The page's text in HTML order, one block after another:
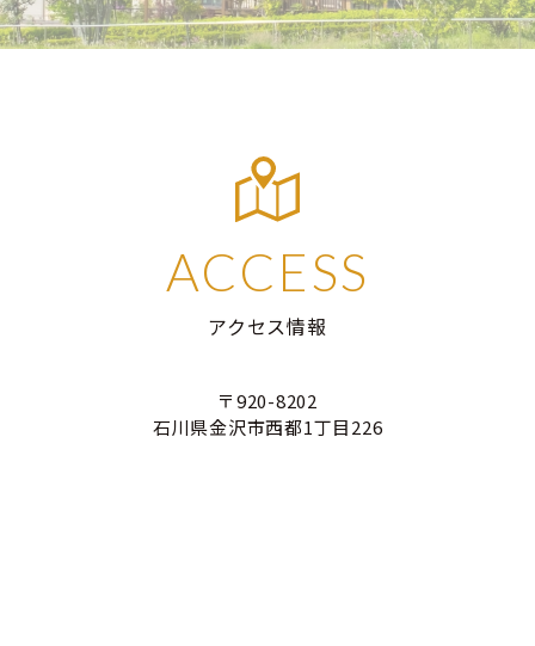
ACCESS
アクセス情報
〒920-8202
石川県金沢市西都1丁目226